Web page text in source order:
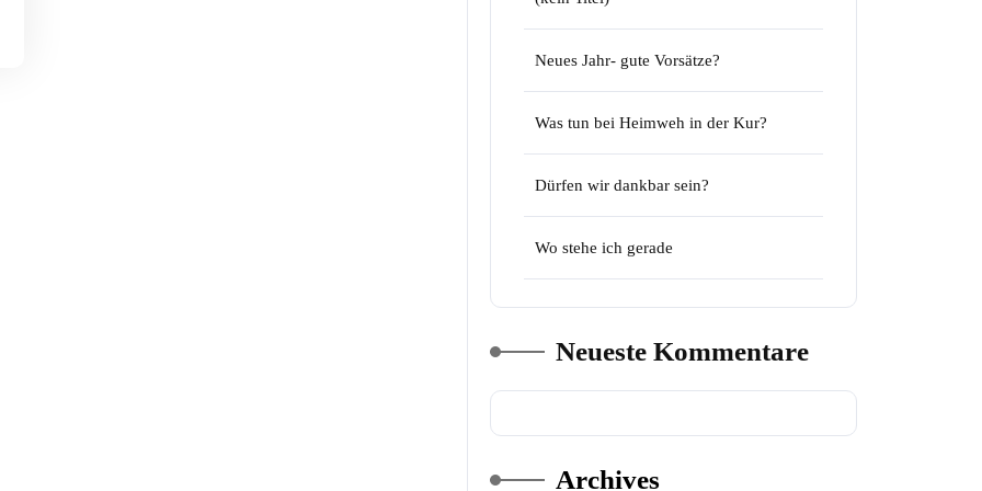
Neues Jahr- gute Vorsätze?
Was tun bei Heimweh in der Kur?
Dürfen wir dankbar sein?
Wo stehe ich gerade
Neueste Kommentare
Archives